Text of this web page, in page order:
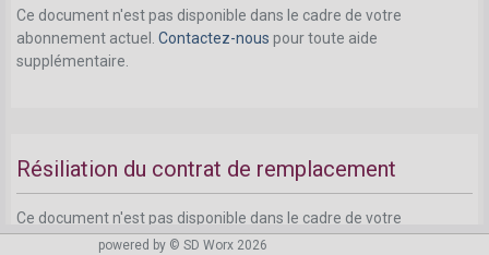
Ce document n'est pas disponible dans le cadre de votre
abonnement actuel. Contactez-nous pour toute aide
supplémentaire.
Résiliation du contrat de remplacement
Ce document n'est pas disponible dans le cadre de votre
abonnement actuel.Contactez-nous
powered by © SD Worx 2026